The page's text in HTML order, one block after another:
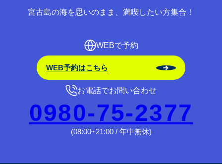
宮古島の海を思いのまま、満喫したい方集合！
WEBで予約
WEB予約はこちら
お電話でお問い合わせ
0980-75-2377
(08:00~21:00 / 年中無休)